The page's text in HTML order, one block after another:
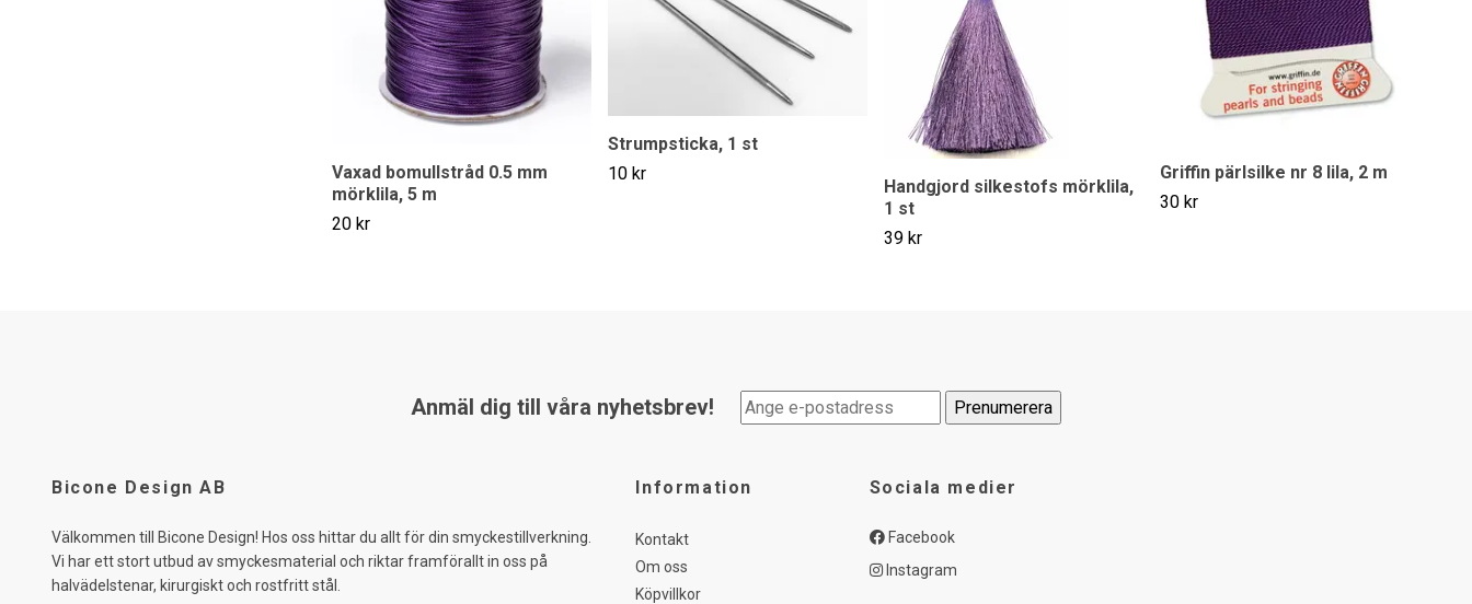
Vaxad bomullstråd 0.5 mm
mörklila, 5 m
20 kr
Strumpsticka, 1 st
10 kr
Handgjord silkestofs mörklila,
1 st
39 kr
Griffin pärlsilke nr 8 lila, 2 m
30 kr
Anmäl dig till våra nyhetsbrev!
Bicone Design AB
Välkommen till Bicone Design! Hos oss hittar du allt för din smyckestillverkning.
Vi har ett stort utbud av smyckesmaterial och riktar framförallt in oss på
halvädelstenar, kirurgiskt och rostfritt stål.
Information
Kontakt
Om oss
Köpvillkor
Sociala medier
Facebook
Instagram